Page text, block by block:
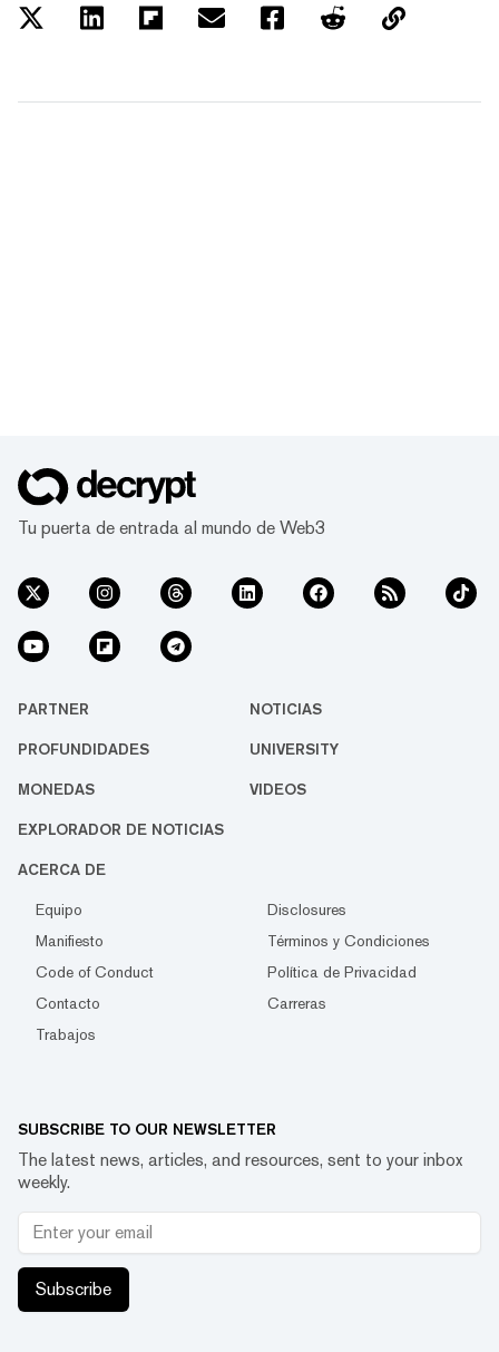
Tu puerta de entrada al mundo de Web3
PARTNER NOTICIAS
PROFUNDIDADES UNIVERSITY
MONEDAS VIDEOS
EXPLORADOR DE NOTICIAS
ACERCA DE
Equipo
Disclosures
Manifiesto
Términos y Condiciones
Code of Conduct
Política de Privacidad
Contacto
Carreras
Trabajos
SUBSCRIBE TO OUR NEWSLETTER
The latest news, articles, and resources, sent to your inbox
weekly.
Subscribe